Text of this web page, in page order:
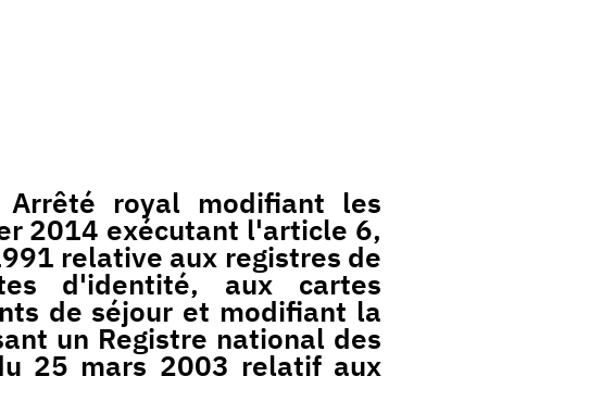
royal modifiant les
2014 exécutant l'article 6,
relative aux registres de
d'identité, aux cartes
de séjour et modifiant la
un Registre national des
25 mars 2003 relatif aux